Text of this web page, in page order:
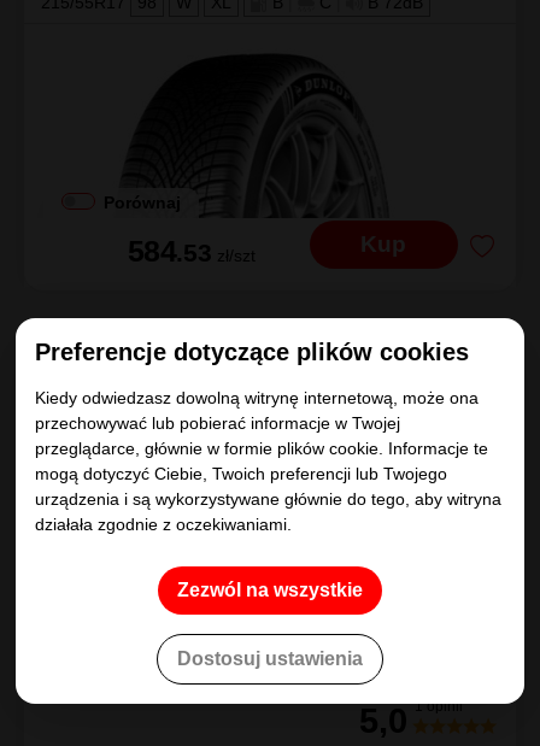
Preferencje dotyczące plików cookies
Kiedy odwiedzasz dowolną witrynę internetową, może ona
przechowywać lub pobierać informacje w Twojej
przeglądarce, głównie w formie plików cookie. Informacje te
mogą dotyczyć Ciebie, Twoich preferencji lub Twojego
urządzenia i są wykorzystywane głównie do tego, aby witryna
działała zgodnie z oczekiwaniami.
Zezwól na wszystkie
Dostosuj ustawienia
Porównaj
584.53 zł/szt Kup
Vredestein
QUATRAC
215/55R17 98 V XL C| B| B 72dB EV
Porównaj
5,0 1 opinii